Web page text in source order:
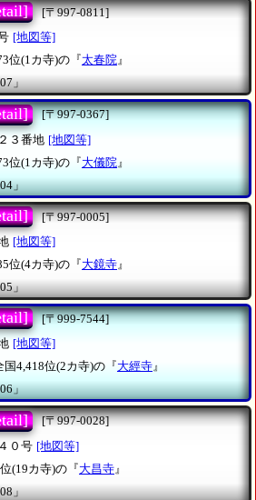
[〒997-0811]
[地図等]
位(1カ寺)の『太春院』
」
[〒997-0367]
３番地 [地図等]
位(1カ寺)の『大儀院 』
」
[〒997-0005]
[地図等]
位(4カ寺)の『大鏡寺』
」
[〒999-7544]
[地図等]
国4,418位(2カ寺)の『大經寺』
」
[〒997-0028]
０号 [地図等]
(19カ寺)の『大昌寺 』
」